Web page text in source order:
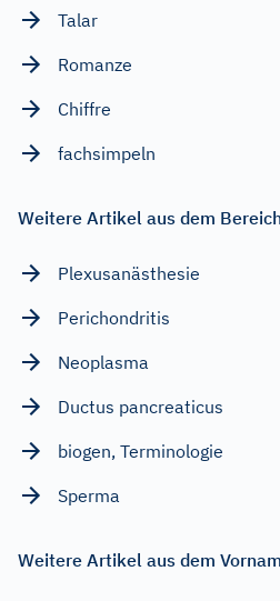
Talar
Romanze
Chiffre
fachsimpeln
Weitere Artikel aus dem
Plexusanästhesie
Perichondritis
Neoplasma
Ductus pancreaticus
biogen, Terminologie
Sperma
Weitere Artikel aus dem